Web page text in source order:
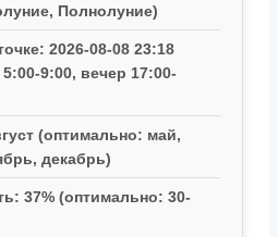
Полнолуние)
2026-08-08 23:18
9:00, вечер 17:00-
(оптимально: май,
декабрь)
37% (оптимально: 30-